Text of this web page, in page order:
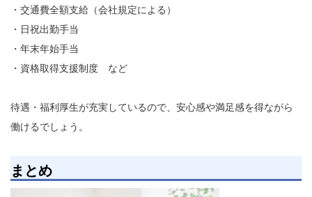
・交通費全額支給（会社規定による）
・日祝出勤手当
・年末年始手当
・資格取得支援制度 など
待遇・福利厚生が充実しているので、安心感や満足感を得ながら
働けるでしょう。
まとめ